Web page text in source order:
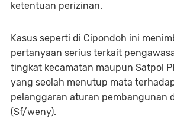
ketentuan perizinan.
Kasus seperti di Cipondoh ini
pertanyaan serius terkait
tingkat kecamatan maupun Satpol
yang seolah menutup mata
pelanggaran aturan pembangunan
(Sf/weny).